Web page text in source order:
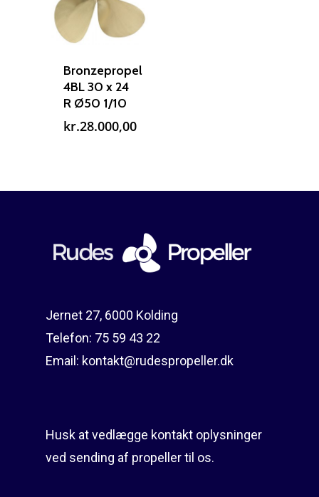
Bronzepropel
4BL 30 x 24
R Ø50 1/10
kr.28.000,00
Jernet 27, 6000 Kolding
Telefon: 75 59 43 22
Email: kontakt@rudespropeller.dk
Husk at vedlægge kontakt oplysninger
ved sending af propeller til os.
Reparation
Montering af propel
Mercury guide
Er min propel højre
Kontakt
Rudes Propeller